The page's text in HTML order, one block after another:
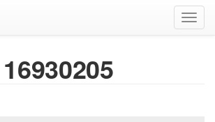
16930205